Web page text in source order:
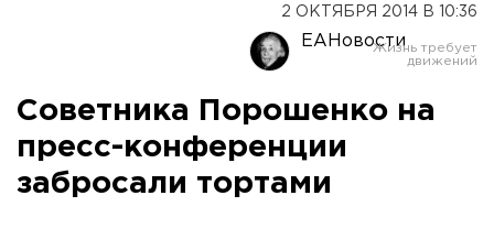
2 ОКТЯБРЯ 2014 В 10:36
ЕАНовости
Советника Порошенко на
пресс-конференции
забросали тортами